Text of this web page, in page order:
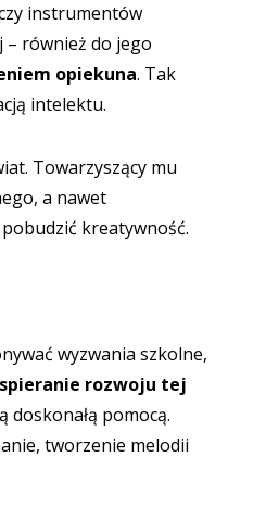
instrumentów
– również do jego
opiekuna. Tak
intelektu.
Towarzyszący mu
a nawet
kreatywność.
wyzwania szkolne,
rozwoju tej
doskonałą pomocą.
tworzenie melodii